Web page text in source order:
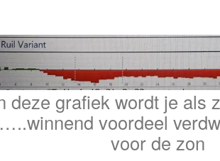
deze grafiek wordt je als
voordeel
voor de zon